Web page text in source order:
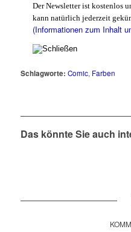
Der Newsletter ist kostenlos
kann natürlich jederzeit
(Informationen zum Inhalt
Schlagworte: Comic, Farben
Das könnte Sie auch